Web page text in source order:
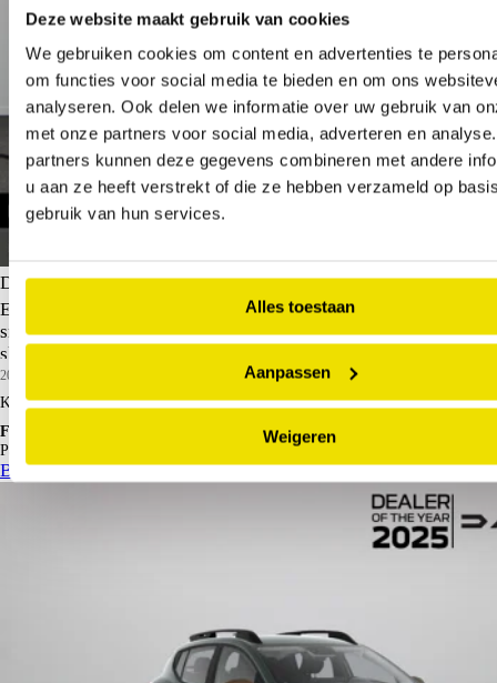
Deze website maakt gebruik van cookies
We gebruiken cookies om content en advertenties te
om functies voor social media te bieden en om ons
analyseren. Ook delen we informatie over uw gebruik van
met onze partners voor social media, adverteren en
partners kunnen deze gegevens combineren met andere
u aan ze heeft verstrekt of die ze hebben verzameld op
gebruik van hun services.
Alles toestaan
Aanpassen
Weigeren
Dacia Sandero Stepway
Extreme Hybrid | Achteruitrijcamera | Cruise Control en
snelheidsbegrenzer | Dacia Handsfree card voor openen,
sluiten en starten zonder sleutel
2026
Kopen
€ 28.875
Financieren p/m vanaf
Particulier
Bekijk details